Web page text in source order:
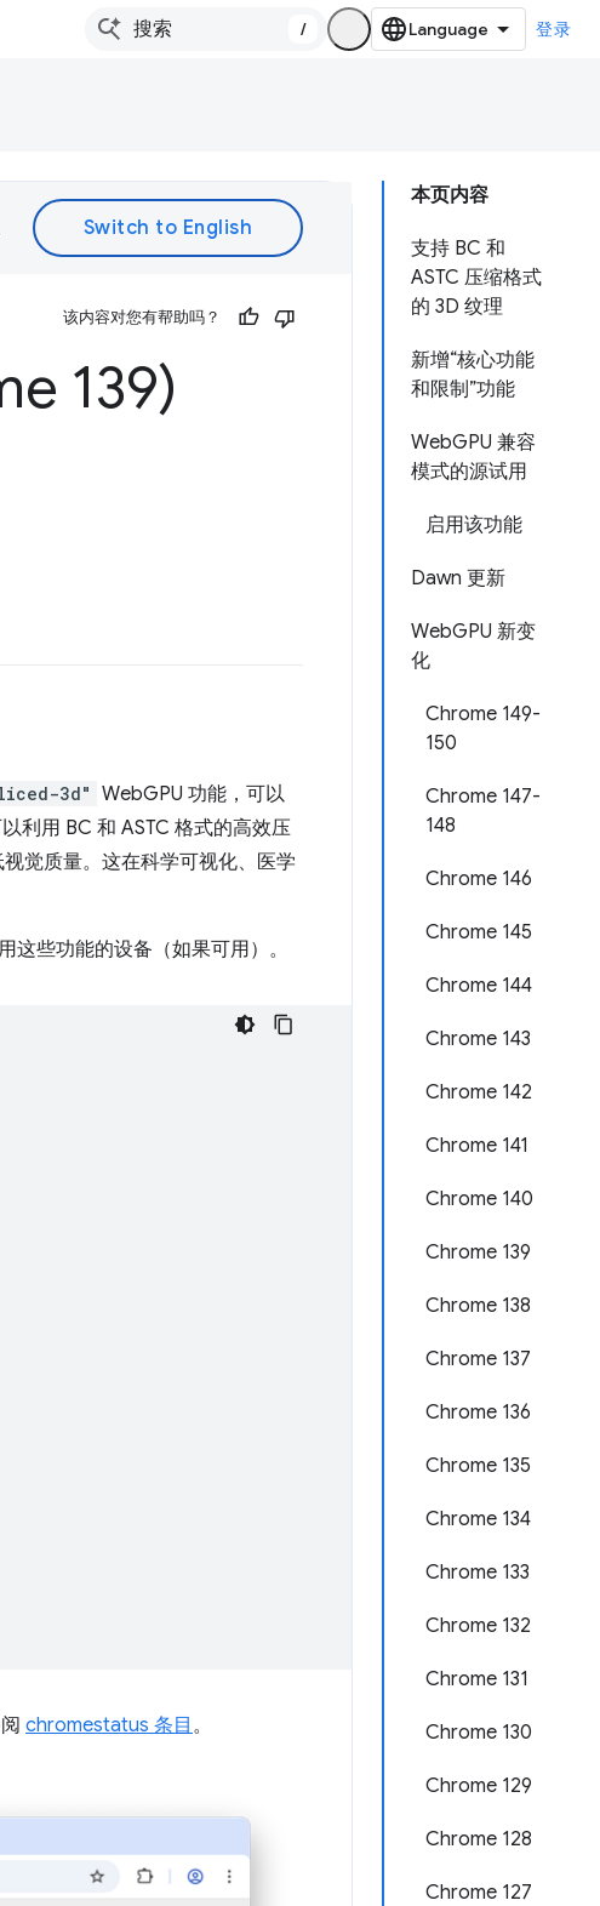
/ 登录
本页内容
支持 BC 和
ASTC 压缩格式
的 3D 纹理
新增“核心功能
和限制”功能
WebGPU 兼容
模式的源试用
启用该功能
Dawn 更新
WebGPU 新变
化
Chrome 149-
150
Chrome 147-
148
Chrome 146
Chrome 145
Chrome 144
Chrome 143
Chrome 142
Chrome 141
Chrome 140
Chrome 139
Chrome 138
Chrome 137
Chrome 136
Chrome 135
Chrome 134
Chrome 133
Chrome 132
Chrome 131
Chrome 130
Chrome 129
Chrome 128
Chrome 127
该内容对您有帮助吗？
139)
3d" WebGPU 功能，可以
利用 BC 和 ASTC 格式的高效压
觉质量。这在科学可视化、医学
这些功能的设备（如果可用）。
chromestatus 条目 。